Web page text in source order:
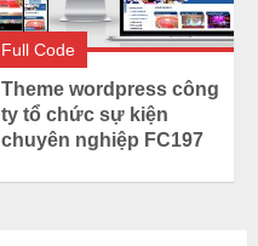
Full Code
Theme wordpress công
ty tổ chức sự kiện
chuyên nghiệp FC197